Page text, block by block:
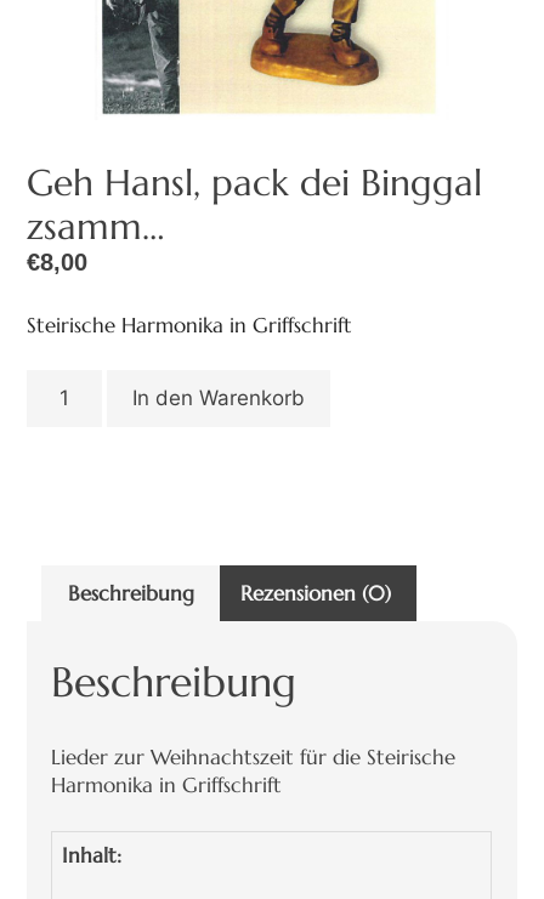
Geh Hansl, pack dei Binggal
zsamm…
€8,00
Steirische Harmonika in Griffschrift
In den Warenkorb
Beschreibung Rezensionen (0)
Beschreibung
Lieder zur Weihnachtszeit für die Steirische
Harmonika in Griffschrift
Inhalt: